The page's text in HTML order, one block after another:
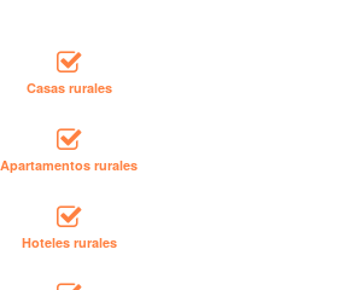
Casas rurales
Apartamentos rurales
Hoteles rurales